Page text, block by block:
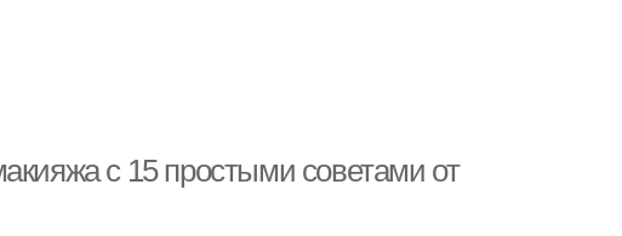
с 15 простыми советами от